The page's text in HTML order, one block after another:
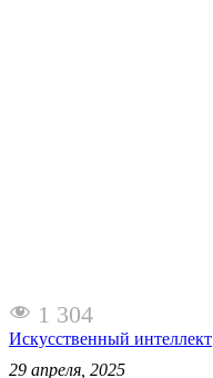
1 304
Искусственный интеллект
29 апреля, 2025